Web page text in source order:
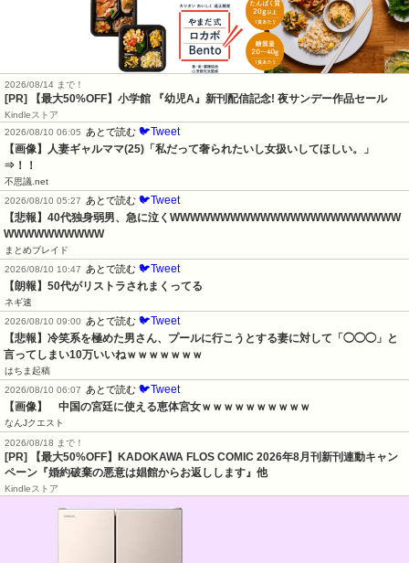
2026/08/14 まで！
[PR] 【最大50%OFF】小学館 『幼児A』新刊配信記念! 夜サンデー作品セール
Kindleストア
2026/08/10 06:05
あとで読む 🐦Tweet
【画像】人妻ギャルママ(25)「私だって奢られたいし女扱いしてほしい。」
⇒！！
不思議.net
2026/08/10 05:27
あとで読む 🐦Tweet
【悲報】40代独身弱男、急に泣くWWWWWWWWWWWWWWWWWWWWWWW
WWWWWWWWWW
まとめブレイド
2026/08/10 10:47
あとで読む 🐦Tweet
【朗報】50代がリストラされまくってる
ネギ速
2026/08/10 09:00
あとで読む 🐦Tweet
【悲報】冷笑系を極めた男さん、プールに行こうとする妻に対して「◯◯◯」と
言ってしまい10万いいねｗｗｗｗｗｗｗ
はちま起稿
2026/08/10 06:07
あとで読む 🐦Tweet
【画像】　中国の宮廷に使える恵体宮女ｗｗｗｗｗｗｗｗｗｗ
なんJクエスト
2026/08/18 まで！
[PR] 【最大50%OFF】KADOKAWA FLOS COMIC 2026年8月刊新刊連動キャン
ペーン『婚約破棄の悪意は娼館からお返しします』他
Kindleストア